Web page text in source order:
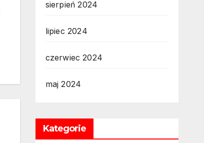
sierpień 2024
lipiec 2024
czerwiec 2024
maj 2024
Kategorie